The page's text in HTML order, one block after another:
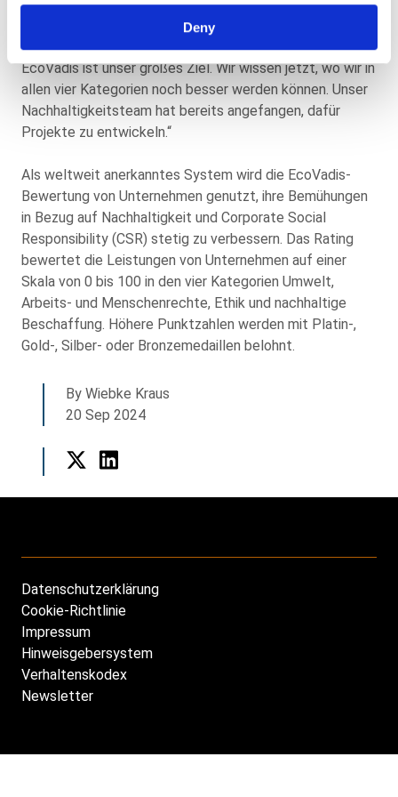
Deny
By Wiebke Kraus
20 Sep 2024
9 Prozent. (Branchenvergleich: Stand 11.09.2024)
Andreas Keck blickt nach vorne: „Die Platinmedaille von
EcoVadis ist unser großes Ziel. Wir wissen jetzt, wo wir in
allen vier Kategorien noch besser werden können. Unser
Nachhaltigkeitsteam hat bereits angefangen, dafür
Projekte zu entwickeln.“
Als weltweit anerkanntes System wird die EcoVadis-
Bewertung von Unternehmen genutzt, ihre Bemühungen
in Bezug auf Nachhaltigkeit und Corporate Social
Responsibility (CSR) stetig zu verbessern. Das Rating
bewertet die Leistungen von Unternehmen auf einer
Skala von 0 bis 100 in den vier Kategorien Umwelt,
Arbeits- und Menschenrechte, Ethik und nachhaltige
Beschaffung. Höhere Punktzahlen werden mit Platin-,
Gold-, Silber- oder Bronzemedaillen belohnt.
Footer
DE
Datenschutzerklärung
Cookie-Richtlinie
Impressum
Hinweisgebersystem
Verhaltenskodex
Newsletter